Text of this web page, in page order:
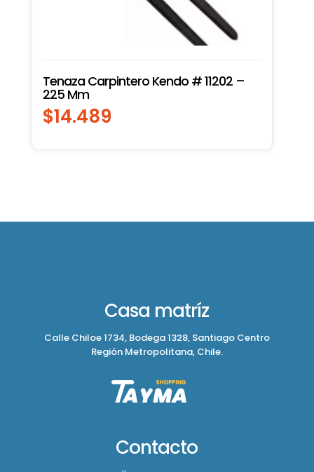
Tenaza Carpintero Kendo # 11202 –
225 Mm
$14.489
Casa matríz
Calle Chiloe 1734, Bodega 1328, Santiago Centro
Región Metropolitana, Chile.
Contacto